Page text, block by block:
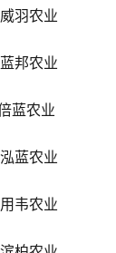
羽农业
邦农业
蓝农业
蓝农业
韦农业